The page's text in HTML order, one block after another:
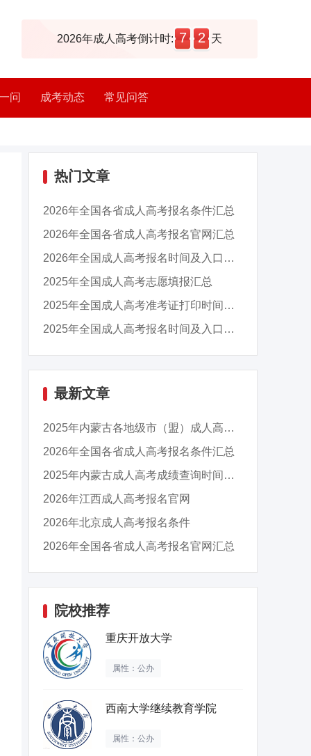
2026年成人高考倒计时: 7 2 天
问 成考动态 常见问答
热门文章
2026年全国各省成人高考报名条件汇总
2026年全国各省成人高考报名官网汇总
2026年全国成人高考报名时间及入口汇总
2025年全国成人高考志愿填报汇总
2025年全国成人高考准考证打印时间及入口汇总
2025年全国成人高考报名时间及入口汇总
最新文章
2025年内蒙古各地级市（盟）成人高考成绩查询时...
2026年全国各省成人高考报名条件汇总
2025年内蒙古成人高考成绩查询时间：11月13日9...
2026年江西成人高考报名官网
2026年北京成人高考报名条件
2026年全国各省成人高考报名官网汇总
院校推荐
重庆开放大学
属性：公办
西南大学继续教育学院
属性：公办